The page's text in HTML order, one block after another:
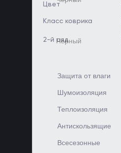
Цвет
Класс коврика
2-й ряд
Защита от влаги
Шумоизоляция
Теплоизоляция
Антискользящие
Всесезонные